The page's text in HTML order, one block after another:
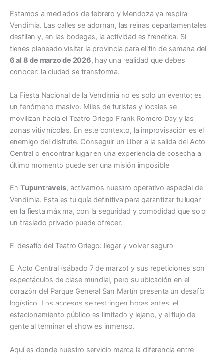
Estamos a mediados de febrero y Mendoza ya respira
Vendimia. Las calles se adornan, las reinas departamentales
desfilan y, en las bodegas, la actividad es frenética. Si
tienes planeado visitar la provincia para el fin de semana del
6 al 8 de marzo de 2026, hay una realidad que debes
conocer: la ciudad se transforma.
La Fiesta Nacional de la Vendimia no es solo un evento; es
un fenómeno masivo. Miles de turistas y locales se
movilizan hacia el Teatro Griego Frank Romero Day y las
zonas vitivinícolas. En este contexto, la improvisación es el
enemigo del disfrute. Conseguir un Uber a la salida del Acto
Central o encontrar lugar en una experiencia de cosecha a
último momento puede ser una misión imposible.
En Tupuntravels, activamos nuestro operativo especial de
Vendimia. Esta es tu guía definitiva para garantizar tu lugar
en la fiesta máxima, con la seguridad y comodidad que solo
un traslado privado puede ofrecer.
El desafío del Teatro Griego: llegar y volver seguro
El Acto Central (sábado 7 de marzo) y sus repeticiones son
espectáculos de clase mundial, pero su ubicación en el
corazón del Parque General San Martín presenta un desafío
logístico. Los accesos se restringen horas antes, el
estacionamiento público es limitado y lejano, y el flujo de
gente al terminar el show es inmenso.
Aquí es donde nuestro servicio marca la diferencia entre